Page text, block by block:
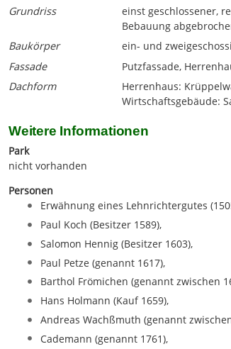
Grundriss
einst geschlossener,
Bebauung
Baukörper
ein- und
Fassade
Putzfassade,
Dachform
Herrenhaus:
Wirtschaftsgebäude:
Weitere Informationen
Park
nicht vorhanden
Personen
Erwähnung eines Lehnrichtergutes
Paul Koch (Besitzer 1589),
Salomon Hennig (Besitzer 1603),
Paul Petze (genannt 1617),
Barthol Frömichen (genannt zwischen
Hans Holmann (Kauf 1659),
Andreas Wachßmuth (genannt
Cademann (genannt 1761),